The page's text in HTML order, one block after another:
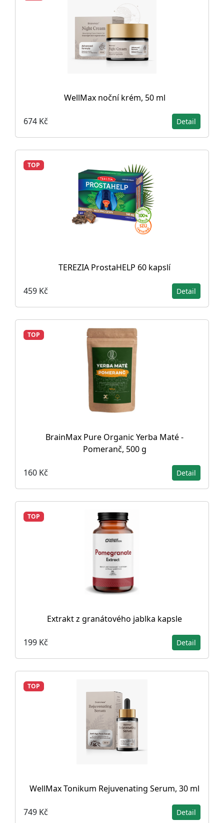
WellMax noční krém, 50 ml
674 Kč Detail
TOP
TEREZIA ProstaHELP 60 kapslí
459 Kč Detail
TOP
BrainMax Pure Organic Yerba Maté -
Pomeranč, 500 g
160 Kč Detail
TOP
Extrakt z granátového jablka kapsle
199 Kč Detail
TOP
WellMax Tonikum Rejuvenating Serum, 30 ml
749 Kč Detail